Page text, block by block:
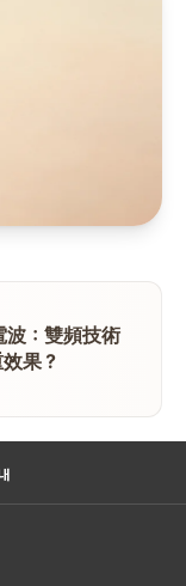
波：雙頻技術
果？